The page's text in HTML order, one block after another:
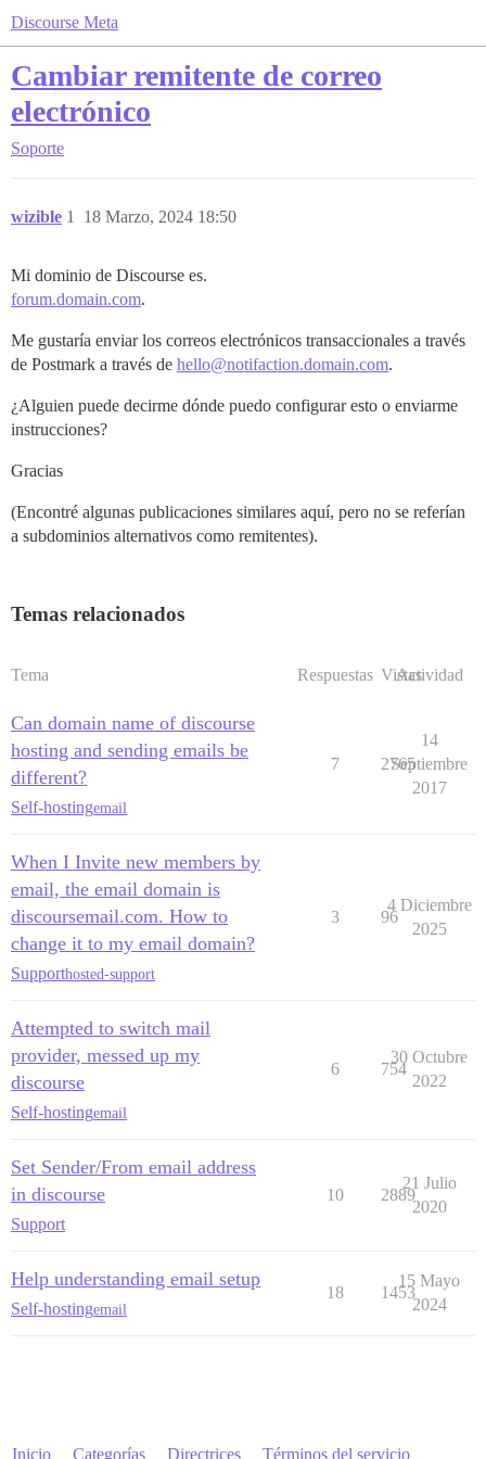
Discourse Meta
Cambiar remitente de correo
electrónico
Soporte
wizible 18 Marzo, 2024 18:50
1
Mi dominio de Discourse es.
forum.domain.com.
Me gustaría enviar los correos electrónicos transaccionales a través
de Postmark a través de hello@notifaction.domain.com.
¿Alguien puede decirme dónde puedo configurar esto o enviarme
instrucciones?
Gracias
(Encontré algunas publicaciones similares aquí, pero no se referían
a subdominios alternativos como remitentes).
Temas relacionados
Tema Respuestas Vistas
Actividad
Can domain name of discourse
hosting and sending emails be
different?
Self-hostingemail
7 2765
14
Septiembre
2017
When I Invite new members by
email, the email domain is
discoursemail.com. How to
change it to my email domain?
Supporthosted-support
3 96
4 Diciembre
2025
Attempted to switch mail
provider, messed up my
discourse
Self-hostingemail
6 754
30 Octubre
2022
Set Sender/From email address
in discourse
Support
10 2889
21 Julio
2020
Help understanding email setup
Self-hostingemail
18 1453
15 Mayo
2024
Inicio Categorías Directrices Términos del servicio